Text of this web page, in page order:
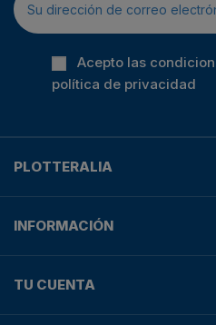
Acepto las
política de privacidad
PLOTTERALIA
INFORMACIÓN
TU CUENTA